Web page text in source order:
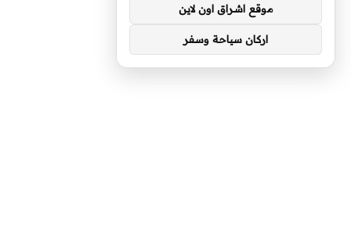
موقع اشراق اون لاين
اركان سياحة وسفر